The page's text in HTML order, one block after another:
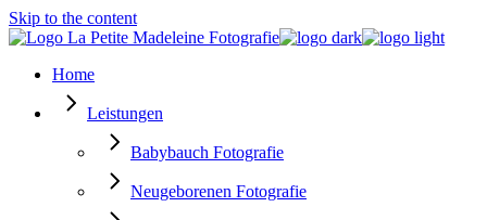
Skip to the content
Home
Leistungen
Babybauch Fotografie
Neugeborenen Fotografie